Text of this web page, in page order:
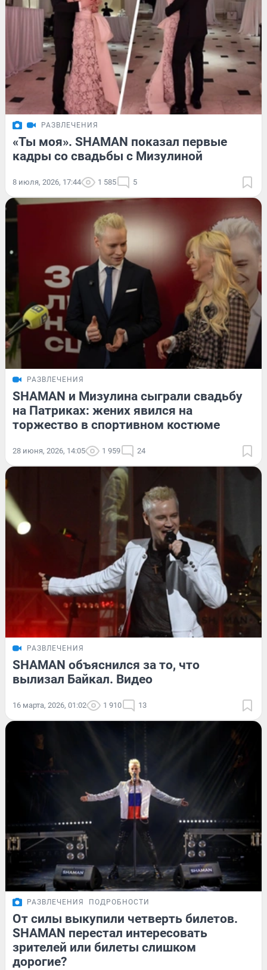
РАЗВЛЕЧЕНИЯ
«Ты моя». SHAMAN показал первые
кадры со свадьбы с Мизулиной
8 июля, 2026, 17:44 1 585 5
РАЗВЛЕЧЕНИЯ
SHAMAN и Мизулина сыграли свадьбу
на Патриках: жених явился на
торжество в спортивном костюме
28 июня, 2026, 14:05 1 959 24
РАЗВЛЕЧЕНИЯ
SHAMAN объяснился за то, что
вылизал Байкал. Видео
16 марта, 2026, 01:02 1 910 13
РАЗВЛЕЧЕНИЯ ПОДРОБНОСТИ
От силы выкупили четверть билетов.
SHAMAN перестал интересовать
зрителей или билеты слишком
дорогие?